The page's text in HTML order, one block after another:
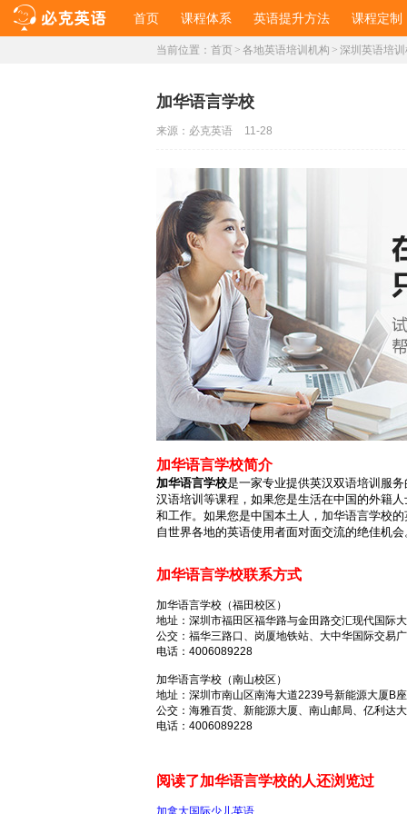
首页 课程体系 英语提升方法 课程定制
当前位置： 首页 > 各地英语培训机构 > 深圳英语培
加华语言学校
来源： 必克英语 11-28
加华语言学校简介
加华语言学校是一家专业提供英汉双语培训服
汉语培训等课程，如果您是生活在中国的外籍
和工作。如果您是中国本土人，加华语言学校
自世界各地的英语使用者面对面交流的绝佳机会
加华语言学校联系方式
加华语言学校（福田校区）
地址：深圳市福田区福华路与金田路交汇现代国际
公交：福华三路口、岗厦地铁站、大中华国际交易
电话：4006089228
加华语言学校（南山校区）
地址：深圳市南山区南海大道2239号新能源大厦B
公交：海雅百货、新能源大厦、南山邮局、亿利达
电话：4006089228
阅读了加华语言学校的人还浏览过
加拿大国际少儿英语